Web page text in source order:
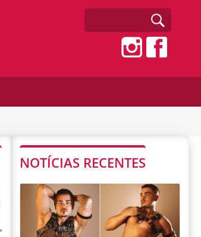
NOTÍCIAS RECENTES